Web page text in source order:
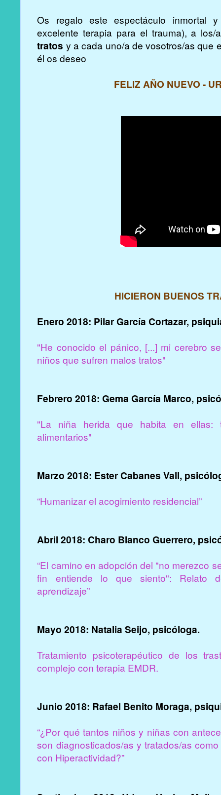
Os regalo este espectáculo inmortal
excelente terapia para el trauma), a
tratos y a cada uno/a de vosotros/as que
él os deseo
FELIZ AÑO NUEVO -
HICIERON BUENOS
Enero 2018: Pilar García Cortazar,
"He conocido el pánico, [...] mi cerebro
niños que sufren malos tratos"
Febrero 2018: Gema García Marco,
"La niña herida que habita en ellas:
alimentarios"
Marzo 2018: Ester Cabanes Vall,
“Humanizar el acogimiento residencial”
Abril 2018: Charo Blanco Guerrero,
“El camino en adopción del "no merezco
fin entiende lo que siento": Relato
aprendizaje”
Mayo 2018: Natalia Seijo, psicóloga.
Tratamiento psicoterapéutico de los
complejo con terapia EMDR.
Junio 2018: Rafael Benito Moraga,
“¿Por qué tantos niños y niñas con
son diagnosticados/as y tratados/as
con Hiperactividad?”